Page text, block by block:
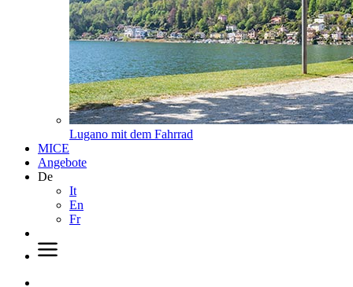
Lugano mit dem Fahrrad
MICE
Angebote
De
It
En
Fr